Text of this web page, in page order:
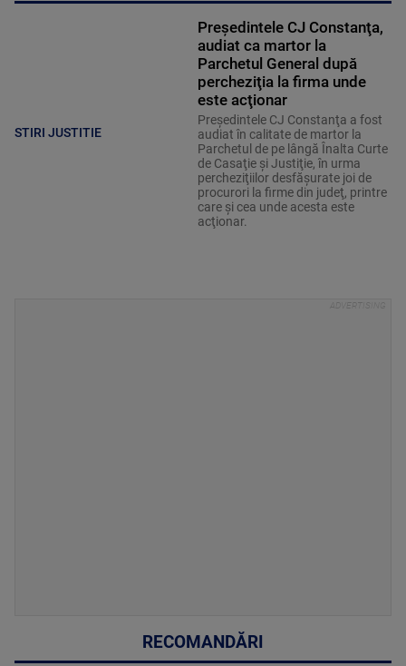
STIRI JUSTITIE
Preşedintele CJ Constanţa,
audiat ca martor la
Parchetul General după
percheziţia la firma unde
este acţionar
Preşedintele CJ Constanţa a fost
audiat în calitate de martor la
Parchetul de pe lângă Înalta Curte
de Casaţie şi Justiţie, în urma
percheziţiilor desfăşurate joi de
procurori la firme din judeţ, printre
care şi cea unde acesta este
acţionar.
RECOMANDĂRI